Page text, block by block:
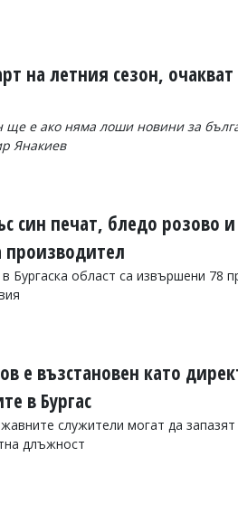
на летния сезон,
ще е ако няма лоши новини за
Янакиев
син печат, бледо розово и
производител
Бургаска област са извършени 78
е възстановен като
в Бургас
служители могат да запазят
длъжност